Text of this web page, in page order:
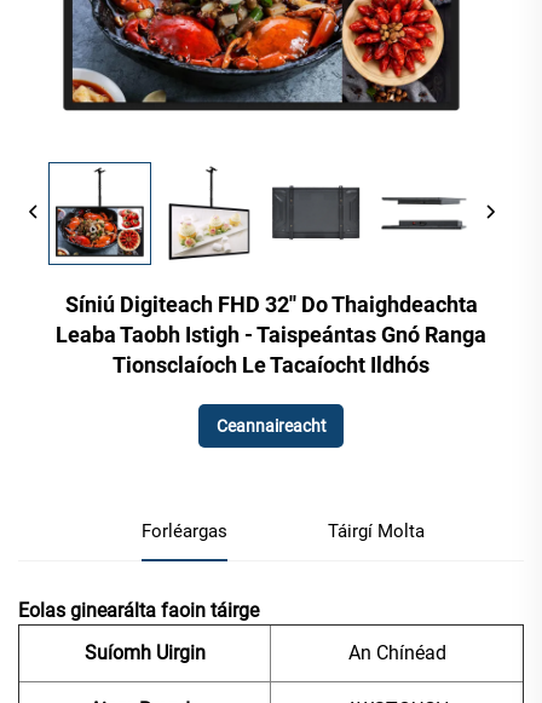
Síniú Digiteach FHD 32'' Do Thaighdeachta
Leaba Taobh Istigh - Taispeántas Gnó Ranga
Tionsclaíoch Le Tacaíocht Ildhós
Ceannaireacht
Forléargas Táirgí Molta
Eolas ginearálta faoin táirge
Suíomh Uirgin
An Chínéad